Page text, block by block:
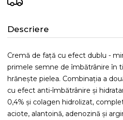
Descriere
Cremă de față cu efect dublu -
primele semne de îmbătrânire în
hrănește pielea. Combinația a
cu efect anti-îmbătrânire și
0,4% și colagen hidrolizat,
aciote, alantoină, adenozină și